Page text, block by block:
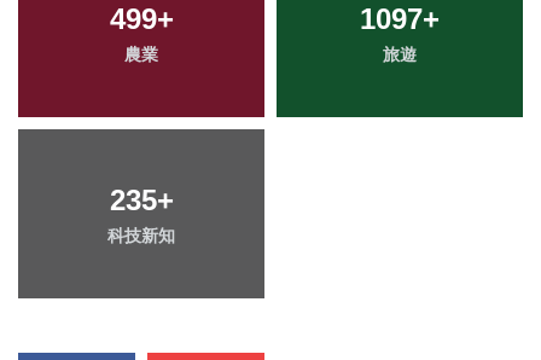
499+
農業
1097+
旅遊
235+
科技新知